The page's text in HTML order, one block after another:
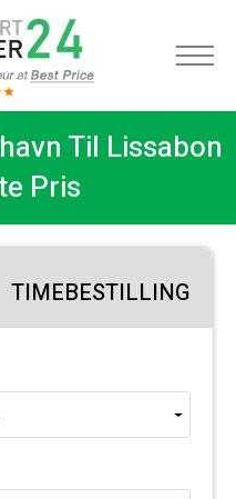
Til Lissabon
Pris
TIMEBESTILLING